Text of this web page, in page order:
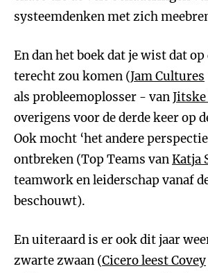
systeemdenken met zich
En dan het boek dat je wist dat
terecht zou komen (Jam Cultures
als probleemoplosser - van
overigens voor de derde keer op
Ook mocht ‘het andere
ontbreken (Top Teams vanKatja
teamwork en leiderschap vanaf
beschouwt).
En uiteraard is er ook dit jaar
zwarte zwaan (Cicero leest Covey